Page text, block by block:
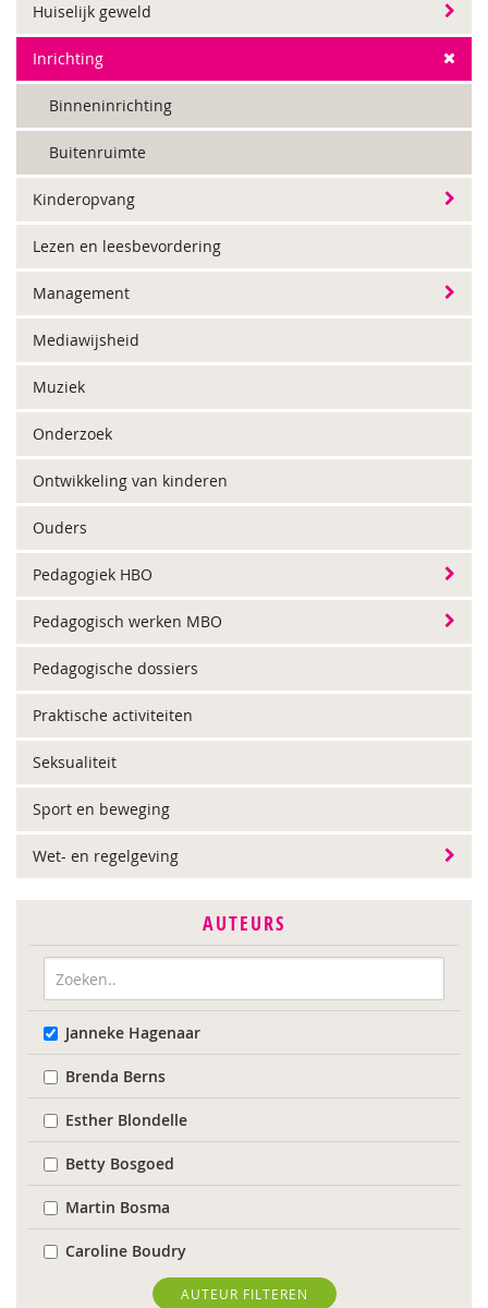
Huiselijk geweld
Inrichting
Binneninrichting
Buitenruimte
Kinderopvang
Lezen en leesbevordering
Management
Mediawijsheid
Muziek
Onderzoek
Ontwikkeling van kinderen
Ouders
Pedagogiek HBO
Pedagogisch werken MBO
Pedagogische dossiers
Praktische activiteiten
Seksualiteit
Sport en beweging
Wet- en regelgeving
AUTEURS
Janneke Hagenaar
Brenda Berns
Esther Blondelle
Betty Bosgoed
Martin Bosma
Caroline Boudry
Karin Brandt AUTEUR FILTEREN